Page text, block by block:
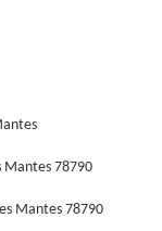
Mantes 78790
Mantes 78790